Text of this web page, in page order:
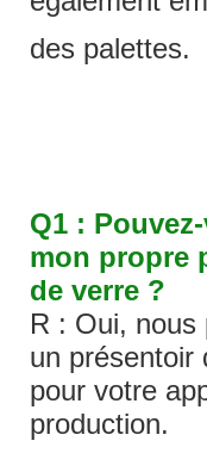
des palettes.
Q1 :
mon propre
de verre ?
R : Oui, nous
un présentoir
pour votre
production.